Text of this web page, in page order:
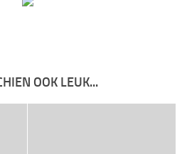
OOK LEUK...